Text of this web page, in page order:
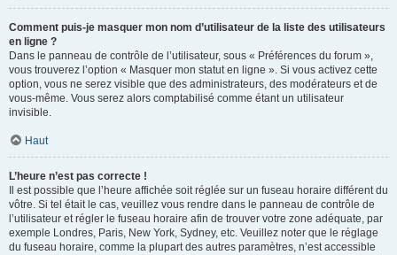
Comment puis-je masquer mon nom d’utilisateur de la liste des utilisateurs
en ligne ?
Dans le panneau de contrôle de l’utilisateur, sous « Préférences du forum »,
vous trouverez l’option « Masquer mon statut en ligne ». Si vous activez cette
option, vous ne serez visible que des administrateurs, des modérateurs et de
vous-même. Vous serez alors comptabilisé comme étant un utilisateur
invisible.
Haut
L’heure n’est pas correcte !
Il est possible que l’heure affichée soit réglée sur un fuseau horaire différent du
vôtre. Si tel était le cas, veuillez vous rendre dans le panneau de contrôle de
l’utilisateur et régler le fuseau horaire afin de trouver votre zone adéquate, par
exemple Londres, Paris, New York, Sydney, etc. Veuillez noter que le réglage
du fuseau horaire, comme la plupart des autres paramètres, n’est accessible